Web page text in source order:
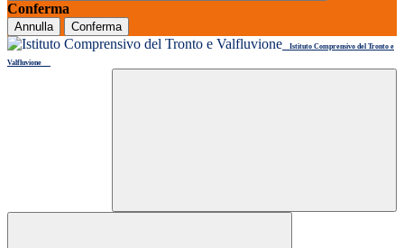
Conferma
Annulla Conferma
Istituto Comprensivo del Tronto e
Valfluvione